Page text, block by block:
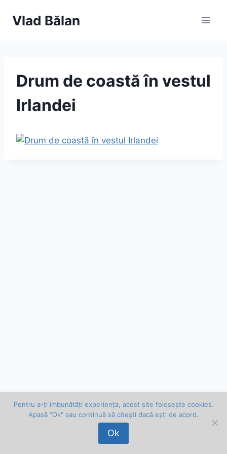
Vlad Bălan
Drum de coastă în vestul
Irlandei
© 2026 Vlad Bălan . Toate drepturile rezervate.
Pentru a-ți îmbunătăți experiența, acest site folosește cookies.
Apasă "Ok" sau continuă să citești dacă ești de acord.
Ok